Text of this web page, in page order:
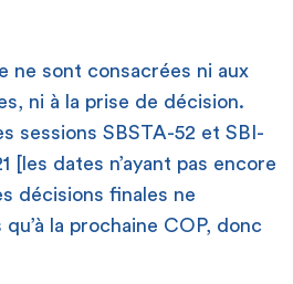
ne sont consacrées ni aux
ni à la prise de décision.
sessions SBSTA-52 et SBI-
[les dates n’ayant pas encore
décisions finales ne
la prochaine COP, donc